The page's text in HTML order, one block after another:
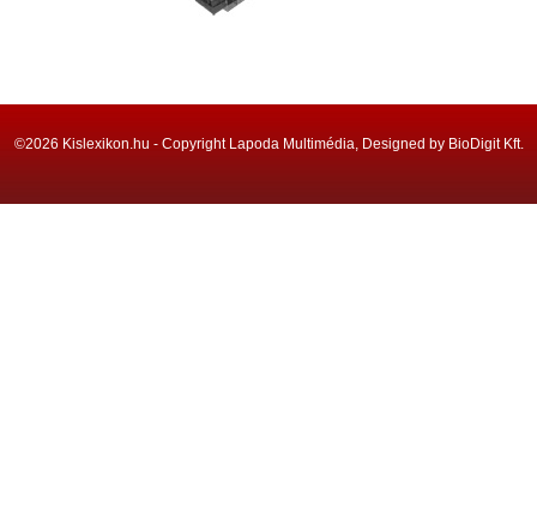
©2026 Kislexikon.hu - Copyright Lapoda Multimédia, Designed by BioDigit Kft.